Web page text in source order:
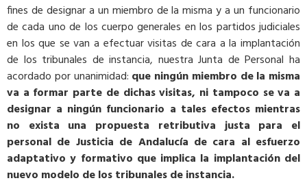
fines de designar a un miembro de la misma y a un funcionario
de cada uno de los cuerpo generales en los partidos judiciales
en los que se van a efectuar visitas de cara a la implantación
de los tribunales de instancia, nuestra Junta de Personal ha
acordado por unanimidad: que ningún miembro de la misma
va a formar parte de dichas visitas, ni tampoco se va a
designar a ningún funcionario a tales efectos mientras
no exista una propuesta retributiva justa para el
personal de Justicia de Andalucía de cara al esfuerzo
adaptativo y formativo que implica la implantación del
nuevo modelo de los tribunales de instancia.